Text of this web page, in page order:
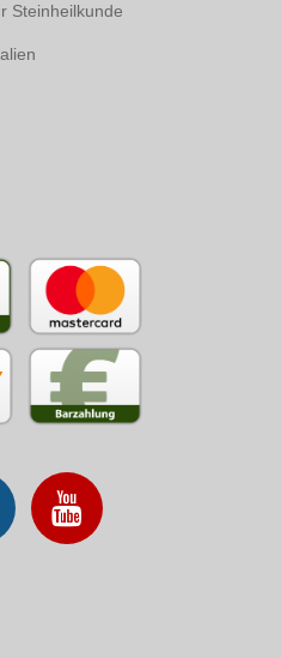
Steinheilkunde